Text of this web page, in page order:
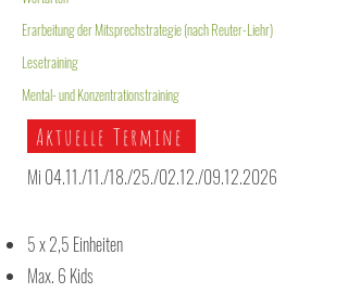
Erarbeitung der Mitsprechstrategie (nach Reuter-Liehr)
Lesetraining
Mental- und Konzentrationstraining
Aktuelle Termine
Mi 04.11./11./18./25./02.12./09.12.2026
5 x 2,5 Einheiten
Max. 6 Kids